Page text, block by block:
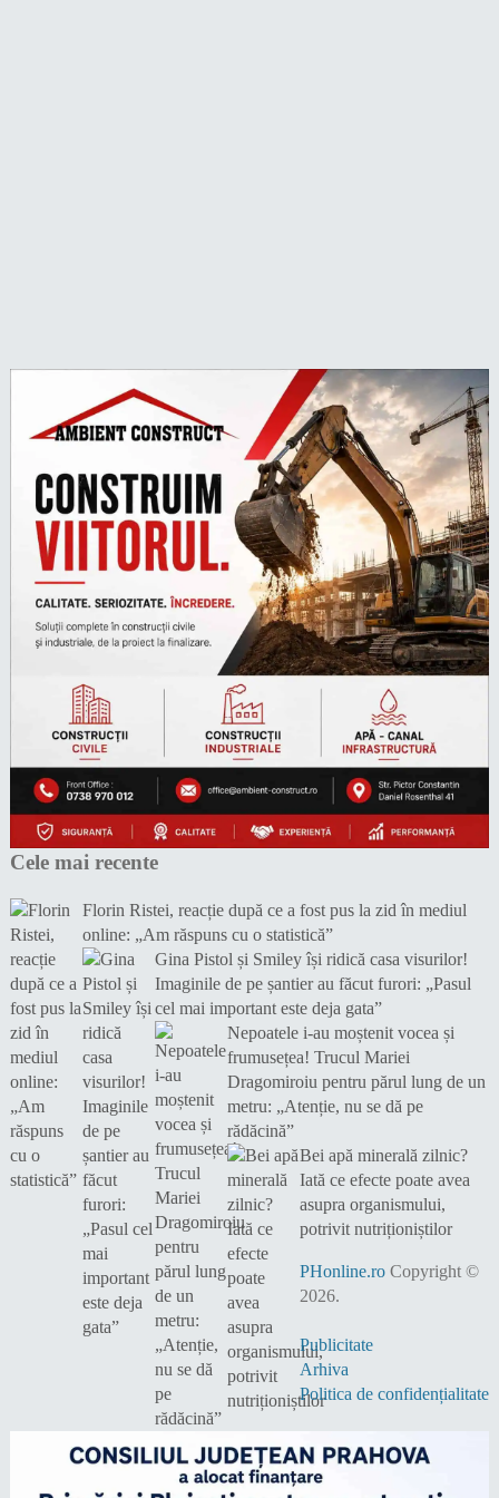
Cele mai recente
Florin Ristei, reacție după ce a fost pus la zid în mediul
online: „Am răspuns cu o statistică”
Gina Pistol și Smiley își ridică casa visurilor!
Imaginile de pe șantier au făcut furori: „Pasul
cel mai important este deja gata”
Nepoatele i-au moștenit vocea și
frumusețea! Trucul Mariei
Dragomiroiu pentru părul lung de un
metru: „Atenție, nu se dă pe
rădăcină”
Bei apă minerală zilnic?
Iată ce efecte poate avea
asupra organismului,
potrivit nutriționiștilor
PHonline.roCopyright ©
2026.
Publicitate
Arhiva
Politica de confidențialitate